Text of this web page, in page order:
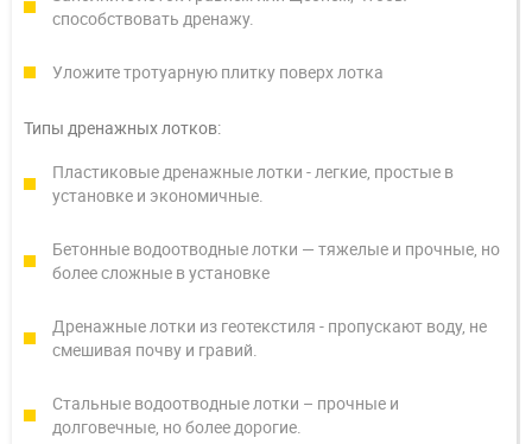
способствовать дренажу.
Уложите тротуарную плитку поверх лотка
Типы дренажных лотков:
Пластиковые дренажные лотки - легкие, простые в
установке и экономичные.
Бетонные водоотводные лотки — тяжелые и прочные, но
более сложные в установке
Дренажные лотки из геотекстиля - пропускают воду, не
смешивая почву и гравий.
Стальные водоотводные лотки – прочные и
долговечные, но более дорогие.